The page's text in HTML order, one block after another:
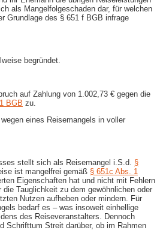
als Mangelfolgeschaden dar, für welchen
Grundlage des § 651 f BGB infrage
begründet.
auf Zahlung von 1.002,73 € gegen die
BGB zu.
eines Reisemangels in voller
stellt sich als Reisemangel i.S.d. §
ist mangelfrei gemäß § 651c Abs. 1
Eigenschaften hat und nicht mit Fehlern
Tauglichkeit zu dem gewöhnlichen oder
Nutzen aufheben oder mindern. Für
bedarf es – was insoweit einhellige
des Reiseveranstalters. Dennoch
Schrifttum Streit darüber, ob im Rahmen